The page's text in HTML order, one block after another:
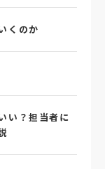
ぎ
#就活動向
くのか
い？担当者に